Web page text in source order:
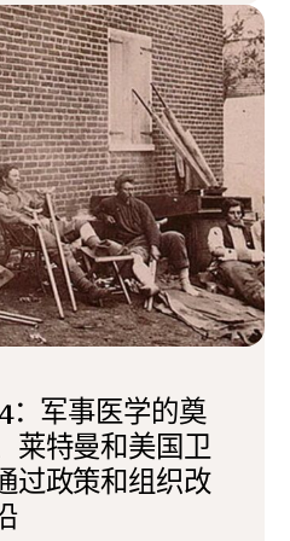
：军事医学的奠
莱特曼和美国卫
过政策和组织改